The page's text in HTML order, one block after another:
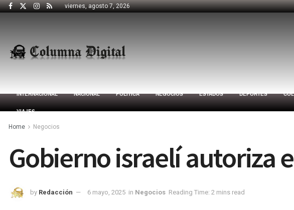
viernes, agosto 7, 2026
INTERNACIONAL NACIONAL POLÍTICA NEGOCIOS ESTADOS DEPORTES
VIAJES
Home Negocios
Gobierno israelí autoriza
by Redacción 6 mayo, 2025 in Negocios Reading Time: 2 mins read